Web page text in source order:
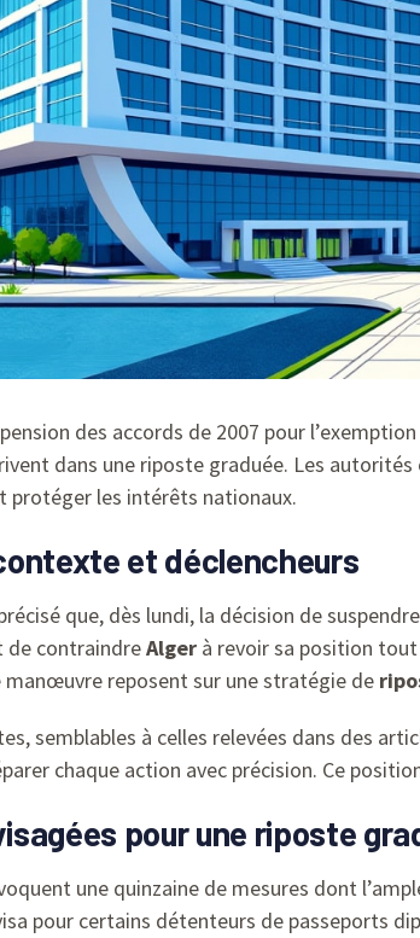
des accords de 2007 pour
dans une riposte graduée. Les
protéger les intérêts nationaux.
et déclencheurs
que, dès lundi, la décision de
de contraindreAlger à revoir sa position
manœuvre reposent sur une stratégie de
semblables à celles relevées dans des
chaque action avec précision. Ce
pour une riposte
une quinzaine de mesures dont
pour certains détenteurs de passeports